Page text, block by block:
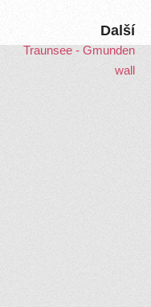
Další
Traunsee - Gmunden
wall